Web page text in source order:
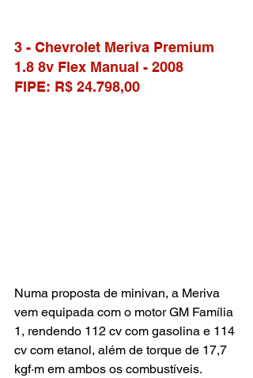
3 - Chevrolet Meriva Premium
1.8 8v Flex Manual - 2008
FIPE: R$ 24.798,00
Numa proposta de minivan, a Meriva
vem equipada com o motor GM Família
1, rendendo 112 cv com gasolina e 114
cv com etanol, além de torque de 17,7
kgf·m em ambos os combustíveis.